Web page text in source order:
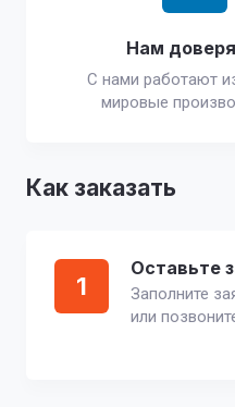
Нам
С нами работают
мировые
Как заказать
1
Оставьте
Заполните
или